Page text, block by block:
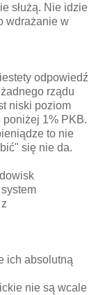
służą. Nie idzie
wdrażanie w
odpowiedź
rządu
niski poziom
1% PKB.
to nie
się nie da.
ich absolutną
nie są wcale